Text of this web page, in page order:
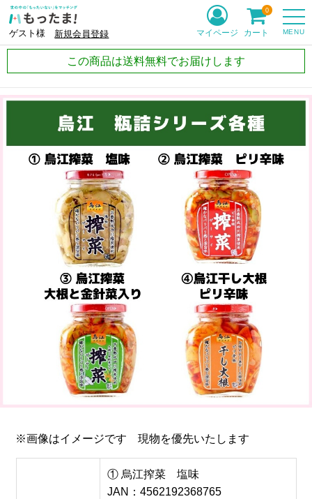
ゲスト様 新規会員登録 MENU
マイページ カート
0
この商品は送料無料でお届けします
※画像はイメージです 現物を優先いたします
① 烏江搾菜 塩味
JAN：4562192368765